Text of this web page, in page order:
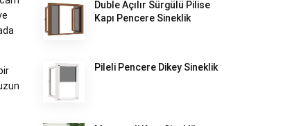
Duble Açılır Sürgülü Pilise
Kapı Pencere Sineklik
Pileli Pencere Dikey Sineklik